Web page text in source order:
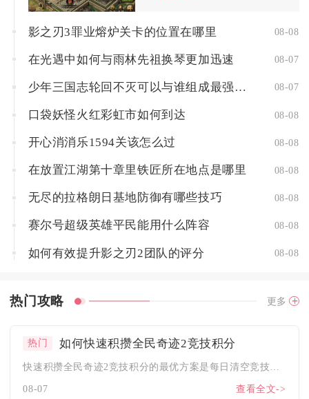
影之刃3罪业熔炉关卡的位置在哪里 08-08
在光遇中如何与雨林先祖换琴更加迅速 08-07
少年三国志轮回不灭可以与谁组成最强阵容 08-07
口袋妖怪火红彩虹市如何到达 08-08
开心消消乐1594关该怎么过 08-08
在放置江湖第十章里铁匠所在地点是哪里 08-08
无尽的拉格朗日基地防御有哪些技巧 08-08
赛尔号超级英雄平民能用什么阵容 08-08
如何有效提升影之刃2团队的评分 08-08
热门攻略 更多
热门 如何快速积攒全民奇迹2竞技积分
08-07 查看全文->